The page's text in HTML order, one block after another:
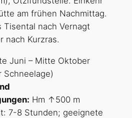
am frühen Nachmittag.
Tisental nach Vernagt
nach Kurzras.
Juni – Mitte Oktober
Schneelage)
Hm ↑500 m
7-8 Stunden; geeignete